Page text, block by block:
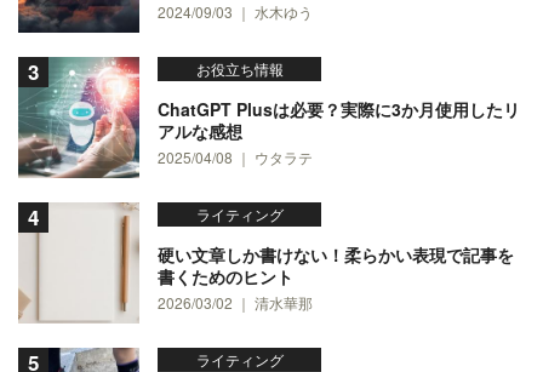
2024/09/03 ｜ 水木ゆう
お役立ち情報
ChatGPT Plusは必要？実際に3か月使用したリ
アルな感想
2025/04/08 ｜ ウタラテ
ライティング
硬い文章しか書けない！柔らかい表現で記事を
書くためのヒント
2026/03/02 ｜ 清水華那
ライティング